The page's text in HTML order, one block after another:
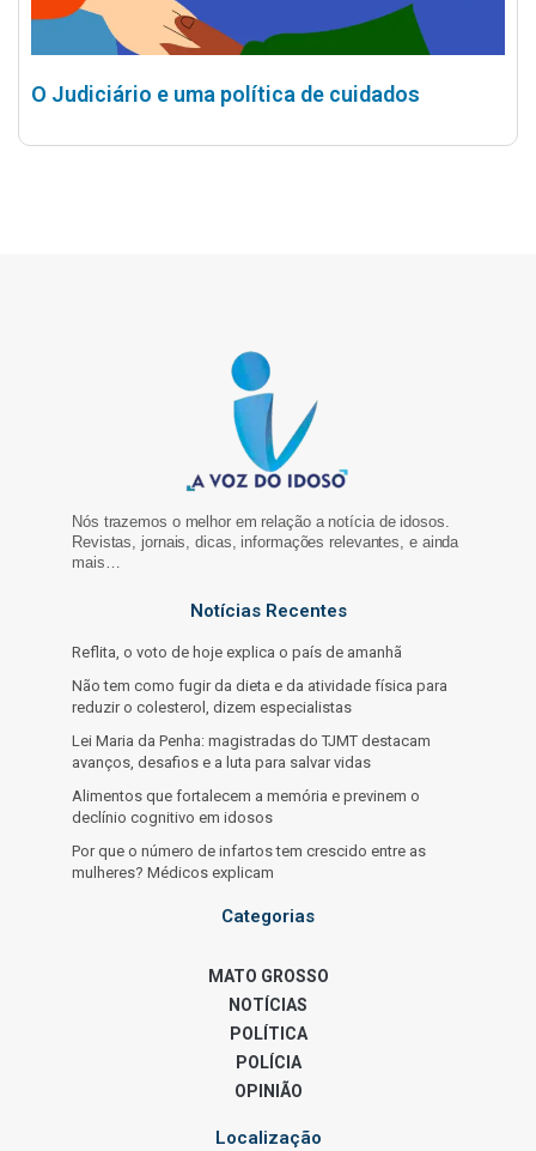
O Judiciário e uma política de cuidados
Nós trazemos o melhor em relação a notícia de idosos.
Revistas, jornais, dicas, informações relevantes, e ainda
mais…
Notícias Recentes
Reflita, o voto de hoje explica o país de amanhã
Não tem como fugir da dieta e da atividade física para
reduzir o colesterol, dizem especialistas
Lei Maria da Penha: magistradas do TJMT destacam
avanços, desafios e a luta para salvar vidas
Alimentos que fortalecem a memória e previnem o
declínio cognitivo em idosos
Por que o número de infartos tem crescido entre as
mulheres? Médicos explicam
Categorias
MATO GROSSO
NOTÍCIAS
POLÍTICA
POLÍCIA
OPINIÃO
Localização